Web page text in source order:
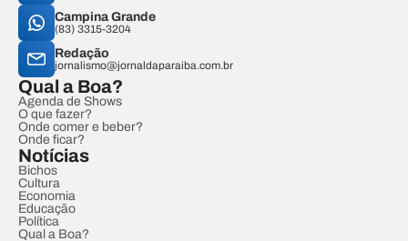
Campina Grande
(83) 3315-3204
Redação
jornalismo@jornaldaparaiba.com.br
Qual a Boa?
Agenda de Shows
O que fazer?
Onde comer e beber?
Onde ficar?
Notícias
Bichos
Cultura
Economia
Educação
Política
Qual a Boa?